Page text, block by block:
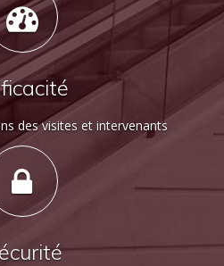
des visites et intervenants